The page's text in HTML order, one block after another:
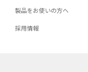
製品をお使いの方へ
採用情報